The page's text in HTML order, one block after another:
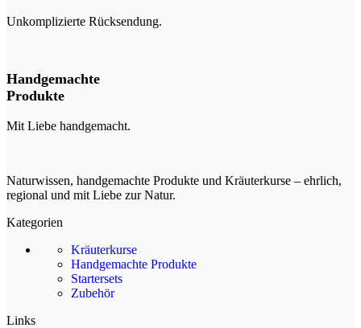
Unkomplizierte Rücksendung.
Handgemachte
Produkte
Mit Liebe handgemacht.
Naturwissen, handgemachte Produkte und Kräuterkurse – ehrlich,
regional und mit Liebe zur Natur.
Kategorien
Kräuterkurse
Handgemachte Produkte
Startersets
Zubehör
Links